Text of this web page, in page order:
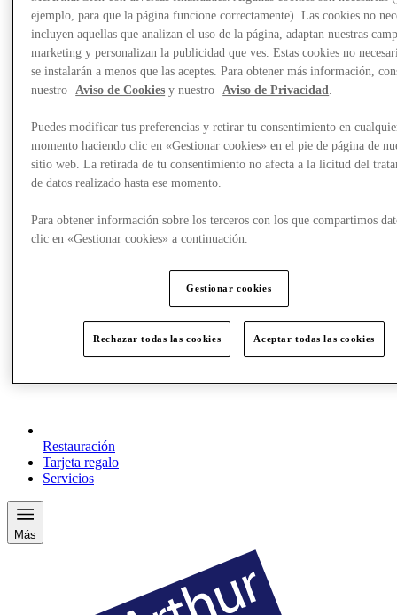
Noticias
Restauración
Tarjeta regalo
Servicios
Más
ejemplo, para que la página funcione correctamente). Las cookies no
incluyen aquellas que analizan el uso de la página, adaptan nuestras
marketing y personalizan la publicidad que ves. Estas cookies no
se instalarán a menos que las aceptes. Para obtener más información,
nuestro
Aviso de Cookies y nuestro Aviso de Privacidad
Puedes modificar tus preferencias y retirar tu consentimiento en
momento haciendo clic en «Gestionar cookies» en el pie de página de
sitio web. La retirada de tu consentimiento no afecta a la licitud del
de datos realizado hasta ese momento.
Para obtener información sobre los terceros con los que compartimos
clic en «Gestionar cookies» a continuación.
Gestionar cookies
Rechazar todas las cookies Aceptar todas las cookies